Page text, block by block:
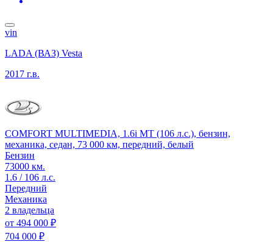
vin
LADA (ВАЗ) Vesta
2017 г.в.
COMFORT MULTIMEDIA, 1.6i MT (106 л.с.), бензин,
механика, седан, 73 000 км, передний, белый
Бензин
73000 км.
1.6 / 106 л.с.
Передний
Механика
2 владельца
от 494 000 ₽
704 000 ₽